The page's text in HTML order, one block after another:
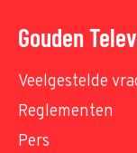
Gouden
Veelgestelde
Reglementen
Pers